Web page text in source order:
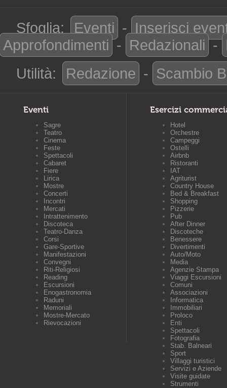
Sfoglia: Eventi - Inserisci
Approfondimenti - Redazionali -
Utilità:
Redazione - Scambio
Eventi
Sagre
Teatro
Cinema
Feste
Spettacoli
Cabaret
Fiere
Lirica
Mostre
Concerti
Incontri
Mercati
Intrattenimento
Discoteca
Teatro-Danza
Corsi
Gare-Sportive
Manifestazioni
Convegni
Riti-Religiosi
Reading
Escursioni
Enogastronomia
Raduni
Memoriali
Mostre-Mercato
Rievocazioni
Esercizi
Hotel
Orchestre
Campeggi
Ostelli
Airbnb
Ristoranti
IAT
Agriturist
Country House
Bed & Breakfast
Shopping
Pizzerie
Pub
After Dinner
Discoteche
Benessere
Divertimenti
Auto/Moto
Media
Agenzie Stampa
Viaggi Escursioni
Comuni
Associazioni
Informatica
Immobiliari
Proloco
Enti
Spettacoli
Fotografia
Stab. Balneari
Sport
Villaggi turistici
Servizi e Aziende
Visite guidate
Strumenti